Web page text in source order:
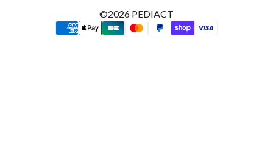
©2026 PEDIACT